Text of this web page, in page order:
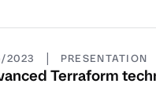
2023 | PRESENTATION
Terraform